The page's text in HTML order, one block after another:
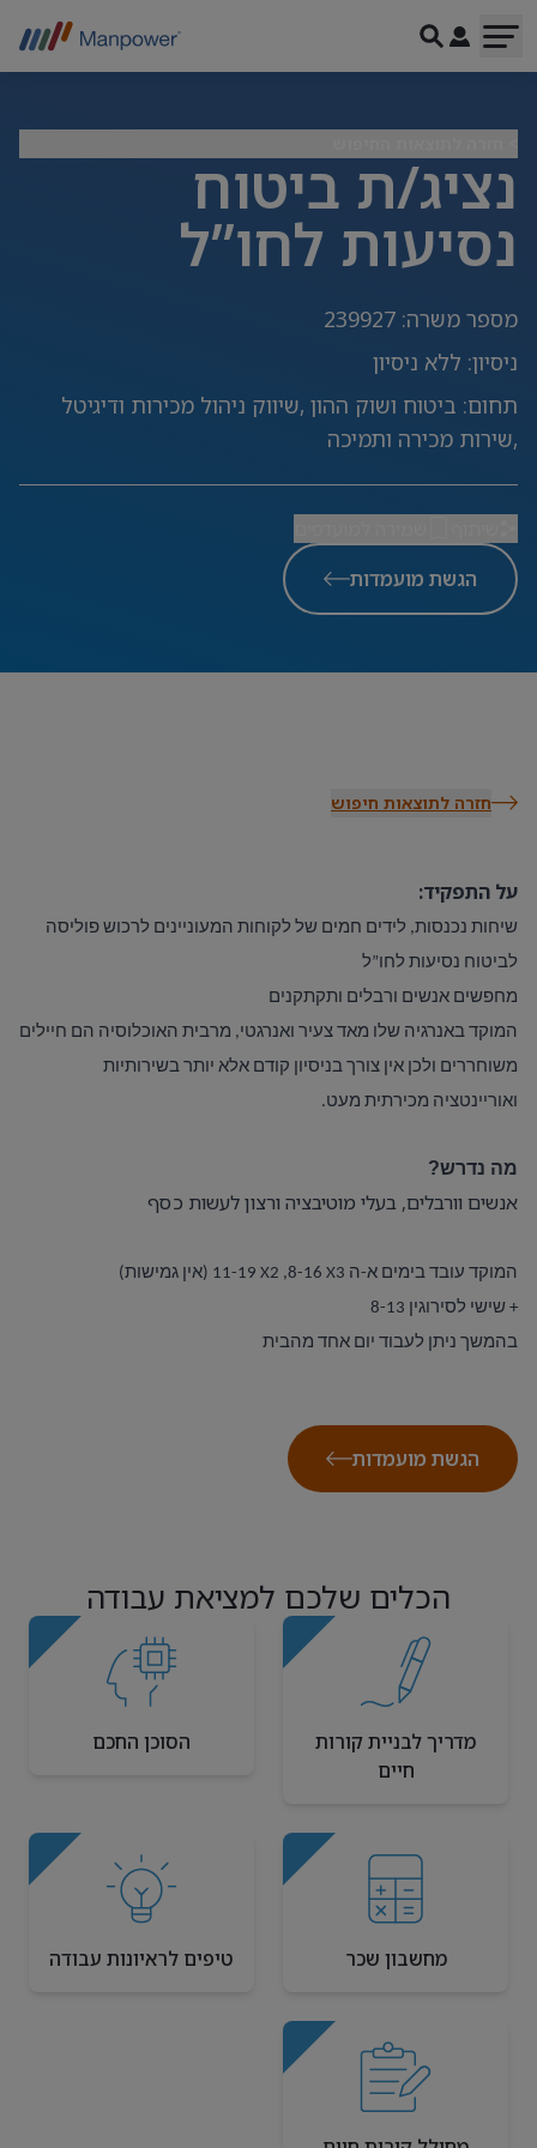
נציג/ת ביטוח
נסיעות לחו”ל
מספר משרה:
239927
ניסיון: ללא ניסיון
תחום: ביטוח ושוק ההון ,שיווק ניהול מכירות ודיגיטל
,שירות מכירה ותמיכה
הגשת מועמדות
חזרה לתוצאות חיפוש
על התפקיד:
שיחות נכנסות, לידים חמים של לקוחות המעוניינים לרכוש פוליסה
לביטוח נסיעות לחו”ל
מחפשים אנשים ורבלים ותקתקנים
המוקד באנרגיה שלו מאד צעיר ואנרגטי, מרבית האוכלוסיה הם חיילים
משוחררים ולכן אין צורך בניסיון קודם אלא יותר בשירותיות
ואוריינטציה מכירתית מעט.
מה נדרש?
אנשים וורבלים, בעלי מוטיבציה ורצון לעשות כסף
המוקד עובד בימים א-ה 3 X
X
+ שישי לסירוגין 8-13
בהמשך ניתן לעבוד יום אחד מהבית
הגשת מועמדות
הכלים שלכם למציאת עבודה
מדריך לבניית קורות
חיים
הסוכן החכם
מחשבון שכר טיפים לראיונות עבודה